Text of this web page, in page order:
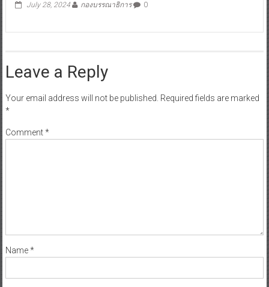
July 28, 2024 กองบรรณาธิการ 0
Leave a Reply
Your email address will not be published. Required fields are marked
*
Comment*
Name*